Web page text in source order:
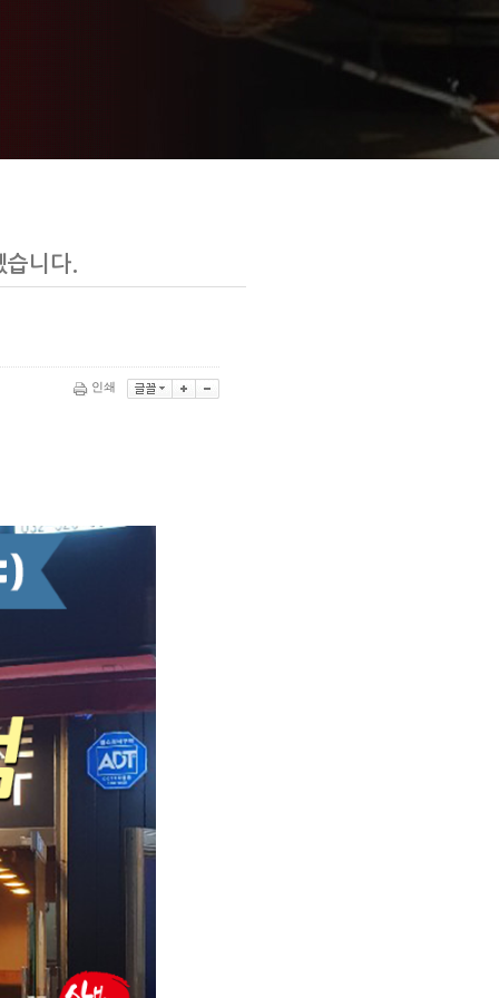
습니다.
인쇄